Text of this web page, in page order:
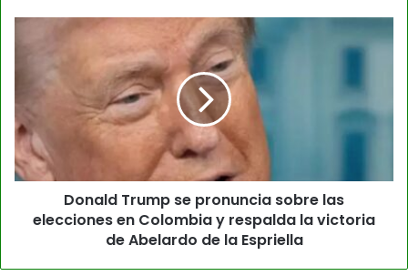
Donald Trump se pronuncia sobre las
elecciones en Colombia y respalda la victoria
de Abelardo de la Espriella